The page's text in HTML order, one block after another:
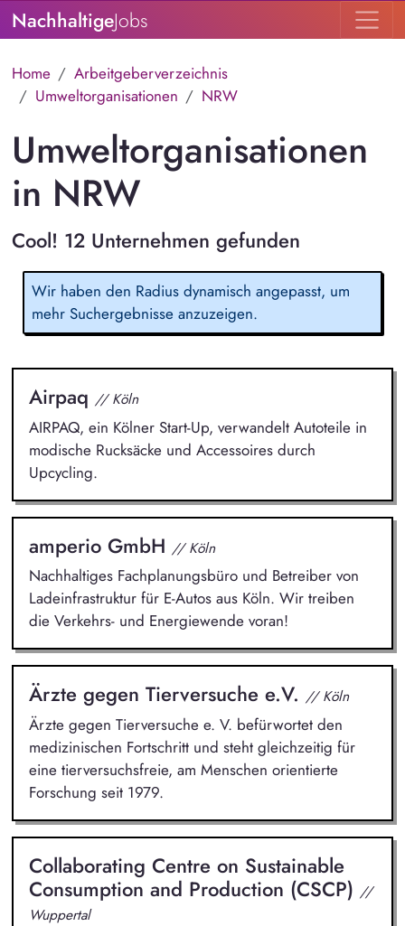
NachhaltigeJobs
Home
Arbeitgeberverzeichnis
Umweltorganisationen
NRW
Umweltorganisationen
in NRW
Cool! 12 Unternehmen gefunden
Wir haben den Radius dynamisch angepasst, um
mehr Suchergebnisse anzuzeigen.
Airpaq // Köln
AIRPAQ, ein Kölner Start-Up, verwandelt Autoteile in
modische Rucksäcke und Accessoires durch
Upcycling.
amperio GmbH // Köln
Nachhaltiges Fachplanungsbüro und Betreiber von
Ladeinfrastruktur für E-Autos aus Köln. Wir treiben
die Verkehrs- und Energiewende voran!
Ärzte gegen Tierversuche e.V. // Köln
Ärzte gegen Tierversuche e. V. befürwortet den
medizinischen Fortschritt und steht gleichzeitig für
eine tierversuchsfreie, am Menschen orientierte
Forschung seit 1979.
Collaborating Centre on Sustainable
Consumption and Production (CSCP) //
Wuppertal